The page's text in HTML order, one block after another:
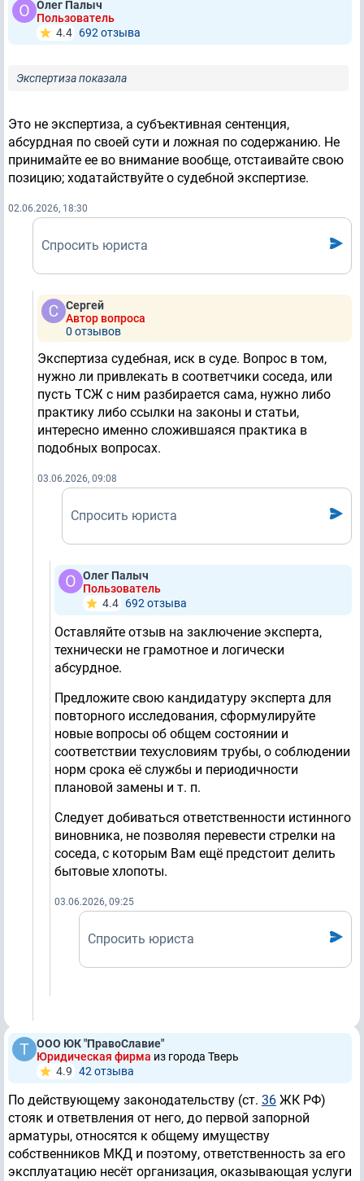
Олег Палыч
Пользователь
4.4 692 отзывa
Экспертиза показала
Это не экспертиза, а субъективная сентенция,
абсурдная по своей сути и ложная по содержанию. Не
принимайте ее во внимание вообще, отстаивайте свою
позицию; ходатайствуйте о судебной экспертизе.
02.06.2026, 18:30
Спросить юриста
Сергей
Автор вопроса
0 отзывов
Экспертиза судебная, иск в суде. Вопрос в том,
нужно ли привлекать в соответчики соседа, или
пусть ТСЖ с ним разбирается сама, нужно либо
практику либо ссылки на законы и статьи,
интересно именно сложившаяся практика в
подобных вопросах.
03.06.2026, 09:08
Спросить юриста
Олег Палыч
Пользователь
4.4 692 отзывa
Оставляйте отзыв на заключение эксперта,
технически не грамотное и логически
абсурдное.
Предложите свою кандидатуру эксперта для
повторного исследования, сформулируйте
новые вопросы об общем состоянии и
соответствии техусловиям трубы, о соблюдении
норм срока её службы и периодичности
плановой замены и т. п.
Следует добиваться ответственности истинного
виновника, не позволяя перевести стрелки на
соседа, с которым Вам ещё предстоит делить
бытовые хлопоты.
03.06.2026, 09:25
Спросить юриста
ООО ЮК "ПравоСлавие"
Юридическая фирма из города Тверь
4.9 42 отзывa
По действующему законодательству (ст. 36 ЖК РФ)
стояк и ответвления от него, до первой запорной
арматуры, относятся к общему имуществу
собственников МКД и поэтому, ответственность за его
эксплуатацию несёт организация, оказывающая услуги